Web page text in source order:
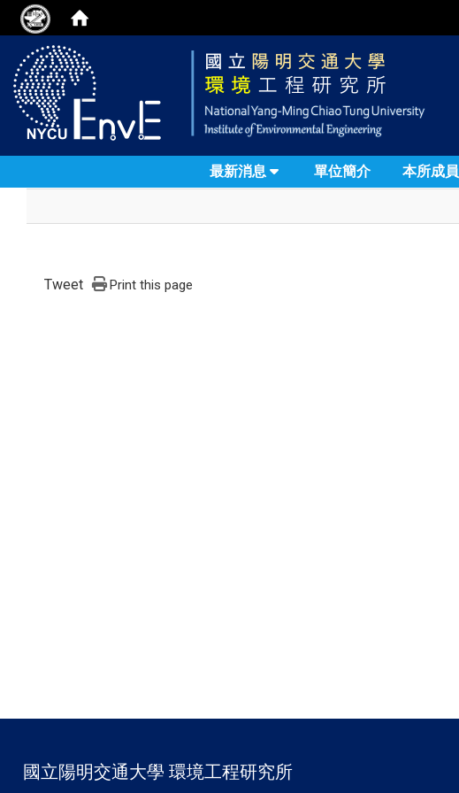
最新消息 單位簡介 本所成員
Tweet Print this page
國立陽明交通大學 環境工程研究所